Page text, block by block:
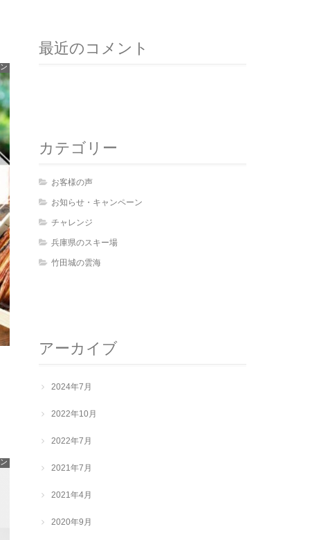
最近のコメント
カテゴリー
お客様の声
お知らせ・キャンペーン
チャレンジ
兵庫県のスキー場
竹田城の雲海
アーカイブ
2024年7月
2022年10月
2022年7月
2021年7月
2021年4月
2020年9月